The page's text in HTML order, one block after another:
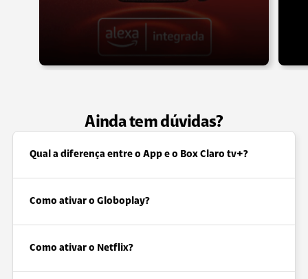
Ainda tem dúvidas?
Qual a diferença entre o App e o Box Claro tv+?
Como ativar o Globoplay?
Como ativar o Netflix?